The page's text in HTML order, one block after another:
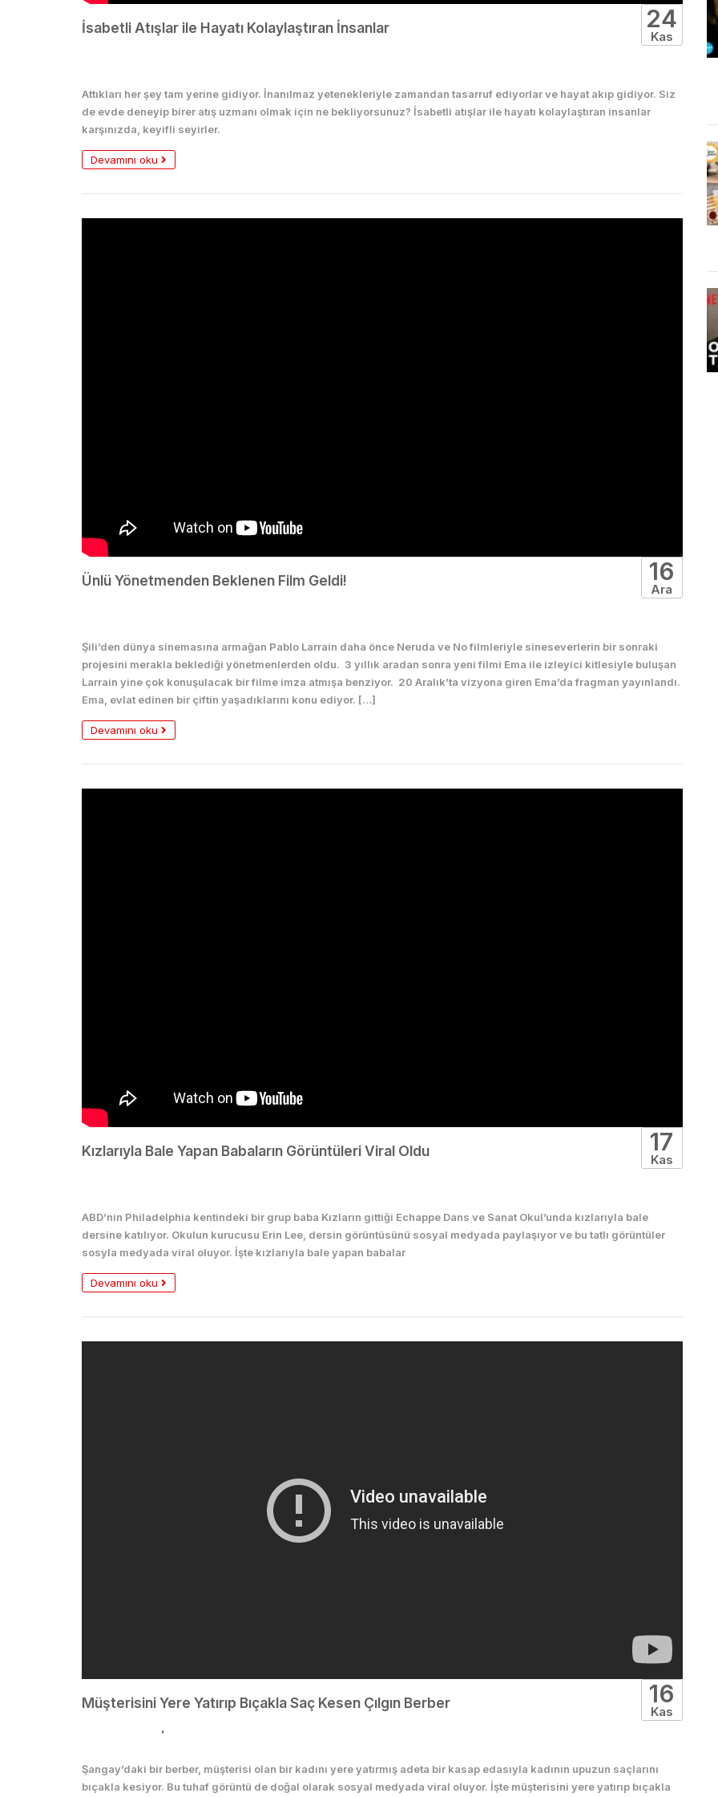
İsabetli Atışlar ile Hayatı Kolaylaştıran İnsanlar 24
Kas
Attıkları her şey tam yerine gidiyor. İnanılmaz yetenekleriyle zamandan tasarruf ediyorlar ve hayat akıp gidiyor. Siz
de evde deneyip birer atış uzmanı olmak için ne bekliyorsunuz? İsabetli atışlar ile hayatı kolaylaştıran insanlar
karşınızda, keyifli seyirler.
Devamını oku
Ünlü Yönetmenden Beklenen Film Geldi! 16
Ara
Şili’den dünya sinemasına armağan Pablo Larrain daha önce Neruda ve No filmleriyle sineseverlerin bir sonraki
projesini merakla beklediği yönetmenlerden oldu. 3 yıllık aradan sonra yeni filmi Ema ile izleyici kitlesiyle buluşan
Larrain yine çok konuşulacak bir filme imza atmışa benziyor. 20 Aralık’ta vizyona giren Ema’da fragman yayınlandı.
Ema, evlat edinen bir çiftin yaşadıklarını konu ediyor. […]
Devamını oku
Kızlarıyla Bale Yapan Babaların Görüntüleri Viral Oldu 17
Kas
ABD’nin Philadelphia kentindeki bir grup baba Kızların gittiği Echappe Dans ve Sanat Okul’unda kızlarıyla bale
dersine katılıyor. Okulun kurucusu Erin Lee, dersin görüntüsünü sosyal medyada paylaşıyor ve bu tatlı görüntüler
sosyla medyada viral oluyor. İşte kızlarıyla bale yapan babalar
Devamını oku
Müşterisini Yere Yatırıp Bıçakla Saç Kesen Çılgın Berber
,
16
Kas
Şangay’daki bir berber, müşterisi olan bir kadını yere yatırmış adeta bir kasap edasıyla kadının upuzun saçlarını
bıçakla kesiyor. Bu tuhaf görüntü de doğal olarak sosyal medyada viral oluyor. İşte müşterisini yere yatırıp bıçakla